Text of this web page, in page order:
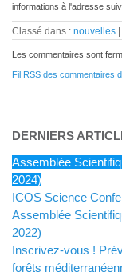
informations à l'adresse
Classé dans : nouvelles
Les commentaires sont
Fil RSS des commentaires
DERNIERS
Assemblée
2024)
ICOS Science
Assemblée
2022)
Inscrivez-vous !
forêts